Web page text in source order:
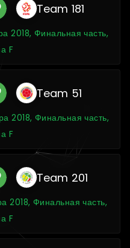
Team 181
2018, Финальная часть,
F
Team 51
2018, Финальная часть,
F
Team 201
2018, Финальная часть,
F